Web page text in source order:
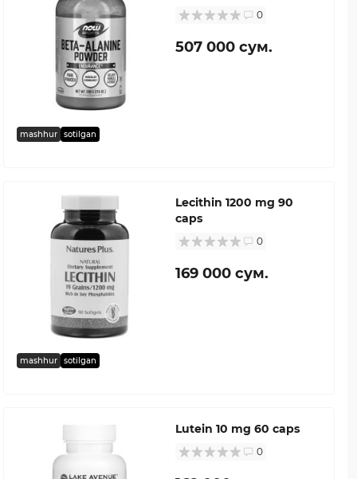
mashhur sotilgan
0
507 000 сум.
mashhur sotilgan
Lecithin 1200 mg 90
caps
0
169 000 сум.
Lutein 10 mg 60 caps
0